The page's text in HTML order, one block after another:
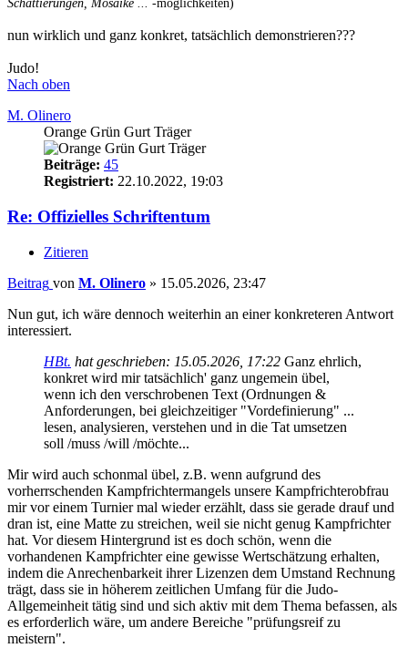
Schattierungen, Mosaike ... -möglichkeiten)
nun wirklich und ganz konkret, tatsächlich demonstrieren???
Judo!
Nach oben
M. Olinero
Orange Grün Gurt Träger
Beiträge: 45
Registriert: 22.10.2022, 19:03
Re: Offizielles Schriftentum
Zitieren
Beitrag von M. Olinero » 15.05.2026, 23:47
Nun gut, ich wäre dennoch weiterhin an einer konkreteren Antwort
interessiert.
HBt. hat geschrieben: 15.05.2026, 17:22 Ganz ehrlich,
konkret wird mir tatsächlich' ganz ungemein übel,
wenn ich den verschrobenen Text (Ordnungen &
Anforderungen, bei gleichzeitiger "Vordefinierung" ...
lesen, analysieren, verstehen und in die Tat umsetzen
soll /muss /will /möchte...
Mir wird auch schonmal übel, z.B. wenn aufgrund des
vorherrschenden Kampfrichtermangels unsere Kampfrichterobfrau
mir vor einem Turnier mal wieder erzählt, dass sie gerade drauf und
dran ist, eine Matte zu streichen, weil sie nicht genug Kampfrichter
hat. Vor diesem Hintergrund ist es doch schön, wenn die
vorhandenen Kampfrichter eine gewisse Wertschätzung erhalten,
indem die Anrechenbarkeit ihrer Lizenzen dem Umstand Rechnung
trägt, dass sie in höherem zeitlichen Umfang für die Judo-
Allgemeinheit tätig sind und sich aktiv mit dem Thema befassen, als
es erforderlich wäre, um andere Bereiche "prüfungsreif zu
meistern".